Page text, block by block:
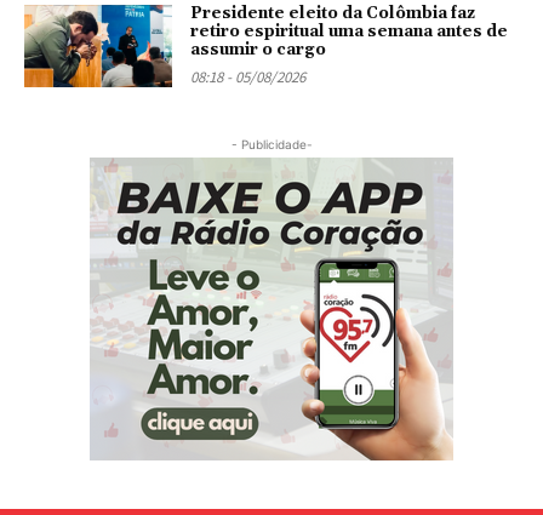
Presidente eleito da Colômbia faz
retiro espiritual uma semana antes de
assumir o cargo
08:18 - 05/08/2026
- Publicidade-